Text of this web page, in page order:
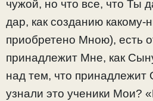
чужой, но что все, что Ты
дар, как созданию какому-
приобретено Мною), есть
принадлежит Мне, как
над тем, что принадлежит
узнали это ученики Мои?